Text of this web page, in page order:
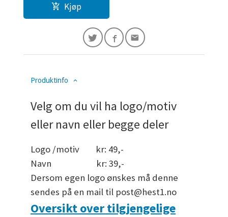
Kjøp
Produktinfo
Velg om du vil ha logo/motiv
eller navn eller begge deler
Logo /motiv kr: 49,-
Navn kr: 39,-
Dersom egen logo ønskes må denne
sendes på en mail til post@hest1.no
Oversikt over tilgjengelige